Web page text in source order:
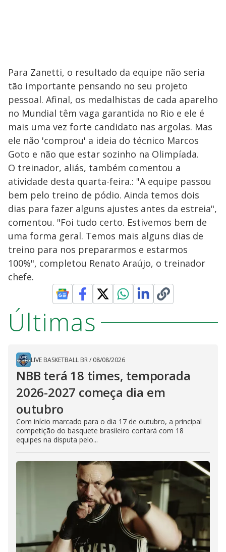
Para Zanetti, o resultado da equipe não seria
tão importante pensando no seu projeto
pessoal. Afinal, os medalhistas de cada aparelho
no Mundial têm vaga garantida no Rio e ele é
mais uma vez forte candidato nas argolas. Mas
ele não 'comprou' a ideia do técnico Marcos
Goto e não que estar sozinho na Olimpíada.
O treinador, aliás, também comentou a
atividade desta quarta-feira.: "A equipe passou
bem pelo treino de pódio. Ainda temos dois
dias para fazer alguns ajustes antes da estreia",
comentou. "Foi tudo certo. Estivemos bem de
uma forma geral. Temos mais alguns dias de
treino para nos prepararmos e estarmos
100%", completou Renato Araújo, o treinador
chefe.
Últimas
LIVE BASKETBALL BR/ 08/08/2026
NBB terá 18 times, temporada
2026-2027 começa dia em
outubro
Com início marcado para o dia 17 de outubro, a principal
competição do basquete brasileiro contará com 18
equipes na disputa pelo...